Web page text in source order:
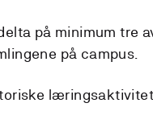
på minimum tre
på campus.